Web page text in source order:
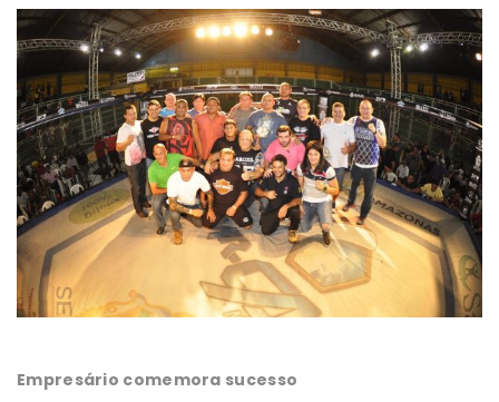
Empresário comemora sucesso